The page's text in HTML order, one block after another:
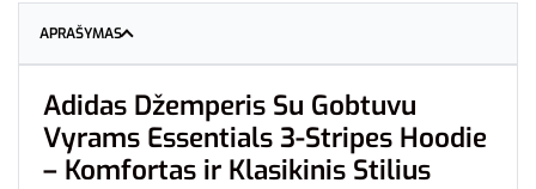
APRAŠYMAS
Adidas Džemperis Su Gobtuvu
Vyrams Essentials 3-Stripes Hoodie
– Komfortas ir Klasikinis Stilius